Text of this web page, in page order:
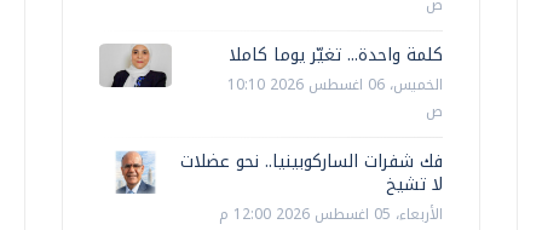
كلمة واحدة... تغيّر يوما كاملا
الخميس، 06 اغسطس 2026 10:10
ص
فك شفرات الساركوبينيا.. نحو عضلات
لا تشيخ
الأربعاء، 05 اغسطس 2026 12:00 م